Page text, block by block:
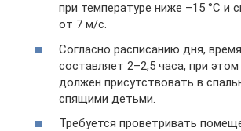
при температуре ниже –15 °С и
от 7 м/с.
Согласно расписанию дня,
составляет 2–2,5 часа, при
должен присутствовать в
спящими детьми.
Требуется проветривать